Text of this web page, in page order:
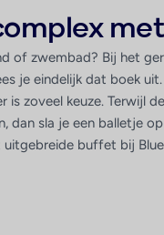
of zwembad? Bij het
je eindelijk dat boek
zoveel keuze. Terwijl
dan sla je een balletje
buffet bij